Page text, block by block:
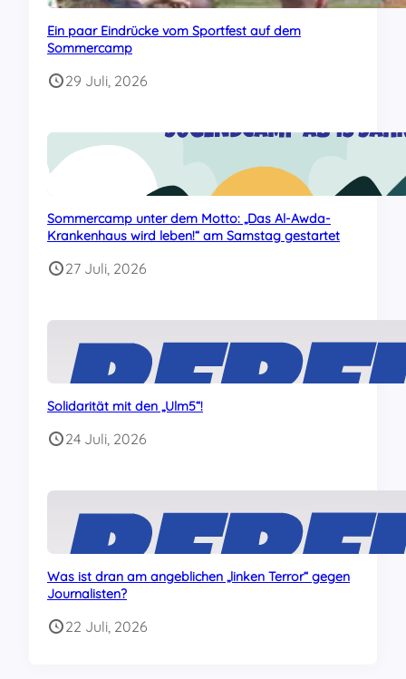
Ein paar Eindrücke vom Sportfest auf dem
Sommercamp
29 Juli, 2026
Sommercamp unter dem Motto: „Das Al-Awda-
Krankenhaus wird leben!“ am Samstag gestartet
27 Juli, 2026
Solidarität mit den „Ulm5“!
24 Juli, 2026
Was ist dran am angeblichen „linken Terror“ gegen
Journalisten?
22 Juli, 2026